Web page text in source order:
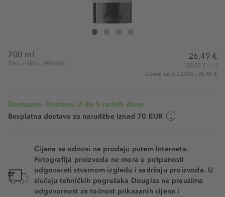
L'Oreal Professionnel Paris Professional Conditioner
200 ml
Šifra artikla LH976126
26,49 €
132,50 € / 1 l
Cijena na 2.5.2025.: 26,49 €
Dostupno. Dostava: 2 do 5 radnih dana
Besplatna dostava za narudžbe iznad 70 EUR
Cijena se odnosi na prodaju putem Interneta.
Fotografija proizvoda ne mora u potpunosti
odgovarati stvarnom izgledu i sadržaju proizvoda. U
slučaju tehničkih pogrešaka Douglas ne preuzima
odgovornost za točnost prikazanih cijena i